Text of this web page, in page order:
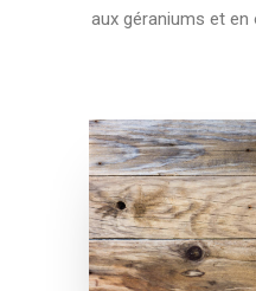
aux géraniums et